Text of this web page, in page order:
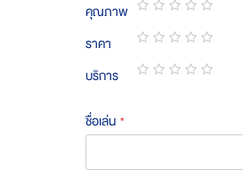
คุณภาพ
1
star
2
stars
3
stars
4
stars
5
stars
ราคา
1
star
2
stars
3
stars
4
stars
5
stars
บริการ
ชื่อเล่น